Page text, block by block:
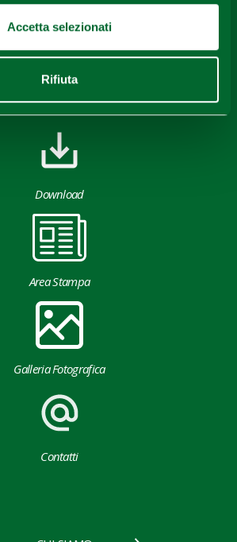
Accetta selezionati
Rifiuta
Download
Area Stampa
Galleria Fotografica
Contatti